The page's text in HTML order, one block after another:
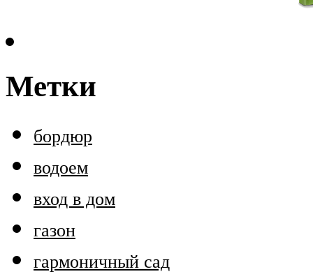
Метки
бордюр
водоем
вход в дом
газон
гармоничный сад